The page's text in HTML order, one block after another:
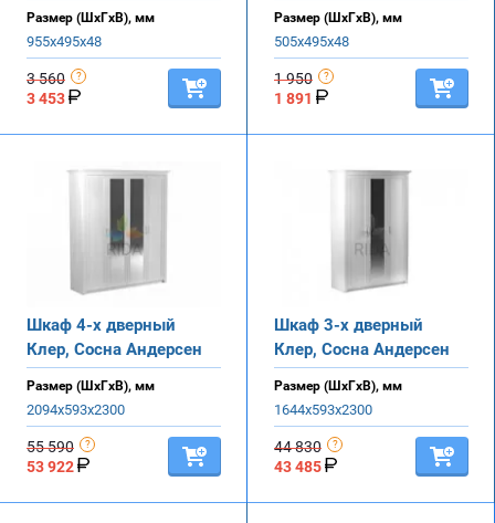
Размер (ШхГхВ), мм
955х495х48
3 560
3 453
Размер (ШхГхВ), мм
505х495х48
1 950
1 891
Шкаф 4-х дверный
Клер, Сосна Андерсен
Размер (ШхГхВ), мм
2094х593х2300
55 590
53 922
Шкаф 3-х дверный
Клер, Сосна Андерсен
Размер (ШхГхВ), мм
1644х593х2300
44 830
43 485